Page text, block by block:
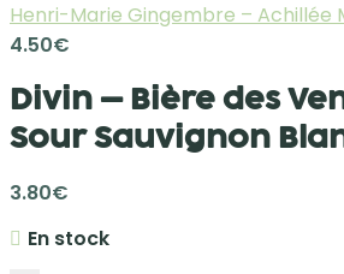
Henri-Marie Gingembre – Achillée
4.50€
Divin – Bière des
Sour Sauvignon
3.80€
En stock